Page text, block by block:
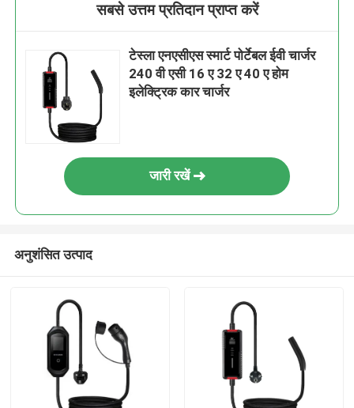
सबसे उत्तम प्रतिदान प्राप्त करें
टेस्ला एनएसीएस स्मार्ट पोर्टेबल ईवी चार्जर
240 वी एसी 16 ए 32 ए 40 ए होम
इलेक्ट्रिक कार चार्जर
जारी रखें
अनुशंसित उत्पाद